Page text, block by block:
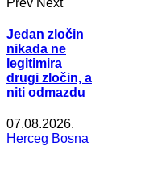
Jedan zločin
nikada ne
legitimira
drugi zločin, a
niti odmazdu
07.08.2026.
Herceg Bosna